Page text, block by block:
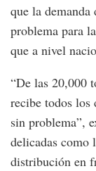
que la
problema para
que a nivel
“De las 20,000
recibe todos los
sin problema”,
delicadas como
distribución en